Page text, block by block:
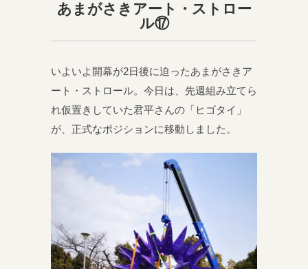
あまがさきアート・ストロー
ル⑰
いよいよ開幕が2日後に迫ったあまがさきア
ート・ストロール。今日は、先週組み立てら
れ仮置きしていた君平さんの「ヒゴタイ」
が、正式なポジションに移動しました。